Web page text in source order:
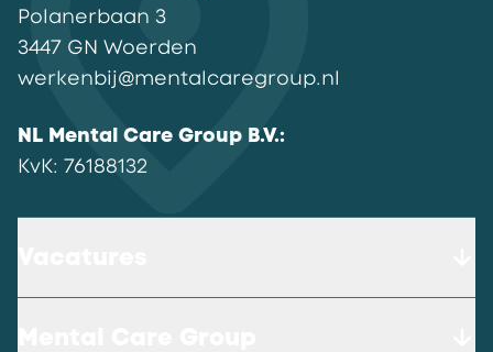
Polanerbaan 3
3447 GN Woerden
werkenbij@mentalcaregroup.nl
NL Mental Care Group B.V.:
KvK: 76188132